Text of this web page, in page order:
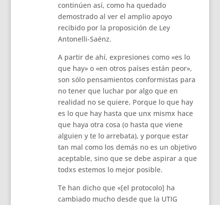
continúen así, como ha quedado
demostrado al ver el amplio apoyo
recibido por la proposición de Ley
Antonelli-Saénz.
A partir de ahí, expresiones como «es lo
que hay» o «en otros países están peor»,
son sólo pensamientos conformistas para
no tener que luchar por algo que en
realidad no se quiere. Porque lo que hay
es lo que hay hasta que unx mismx hace
que haya otra cosa (o hasta que viene
alguien y te lo arrebata), y porque estar
tan mal como los demás no es un objetivo
aceptable, sino que se debe aspirar a que
todxs estemos lo mejor posible.
Te han dicho que «[el protocolo] ha
cambiado mucho desde que la UTIG